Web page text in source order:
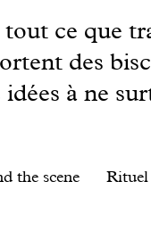
tout ce que
des
idées à ne
the scene Rituel